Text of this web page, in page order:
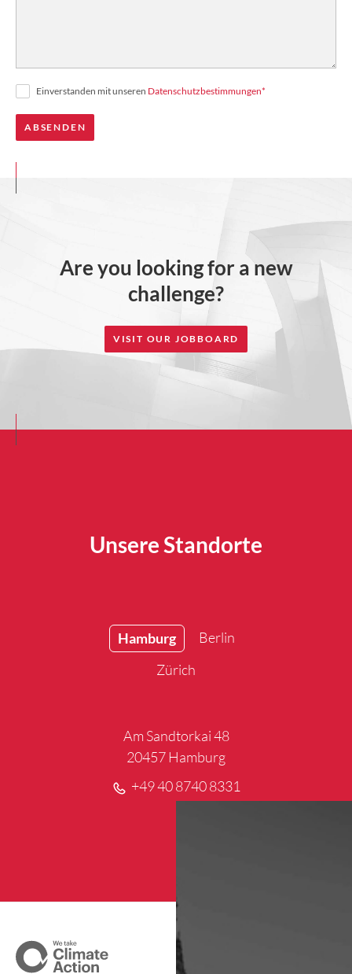
Einverstanden mit unseren Datenschutzbestimmungen*
Are you looking for a new
challenge?
VISIT OUR JOBBOARD
Unsere Standorte
Hamburg
Berlin
Zürich
Am Sandtorkai 48
20457 Hamburg
+49 40 8740 8331